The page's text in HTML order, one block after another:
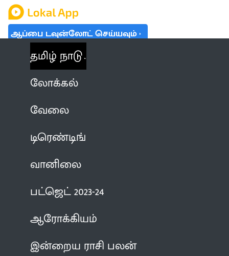
ஆப்பை டவுன்லோட் செய்யவும்
தமிழ் நாடு
லோக்கல்
வேலை
டிரெண்டிங்
வானிலை
பட்ஜெட் 2023-24
ஆரோக்கியம்
இன்றைய ராசி பலன்